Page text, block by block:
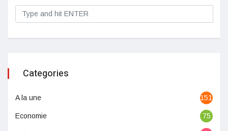
Categories
A la une 1513
Economie 75